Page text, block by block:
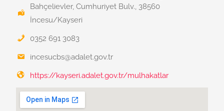
Bahçelievler, Cumhuriyet Bulv., 38560
İncesu/Kayseri
0352 691 3083
incesucbs@adalet.gov.tr
https://kayseri.adalet.gov.tr/mulhakatlar